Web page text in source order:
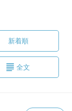
新着順
全文